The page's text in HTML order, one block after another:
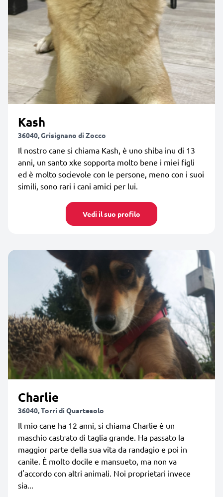
Kash
36040, Grisignano di Zocco
Il nostro cane si chiama Kash, è uno shiba inu di 13
anni, un santo xke sopporta molto bene i miei figli
ed è molto socievole con le persone, meno con i suoi
simili, sono rari i cani amici per lui.
Vedi il suo profilo
Charlie
36040, Torri di Quartesolo
Il mio cane ha 12 anni, si chiama Charlie è un
maschio castrato di taglia grande. Ha passato la
maggior parte della sua vita da randagio e poi in
canile. È molto docile e mansueto, ma non va
d'accordo con altri animali. Noi proprietari invece
sia...